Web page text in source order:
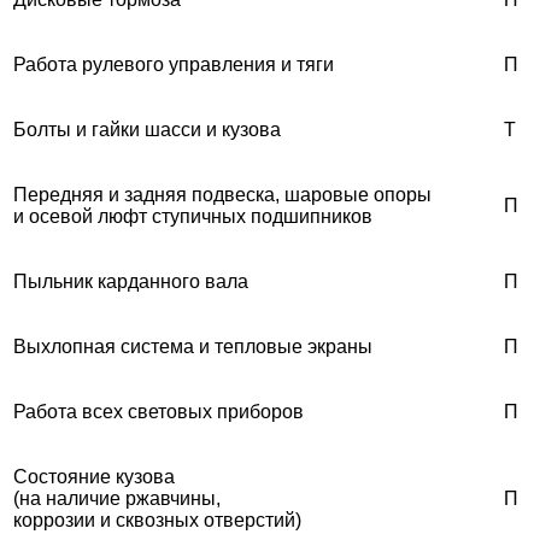
Работа рулевого управления и тяги П
Болты и гайки шасси и кузова T
Передняя и задняя подвеска, шаровые опоры
и осевой люфт ступичных подшипников
П
Пыльник карданного вала П
Выхлопная система и тепловые экраны П
Работа всех световых приборов П
Состояние кузова
(на наличие ржавчины,
коррозии и сквозных отверстий)
П